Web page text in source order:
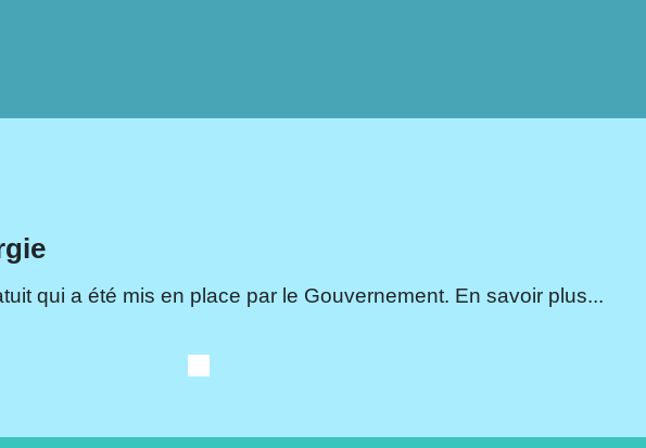
qui a été mis en place par le Gouvernement. En savoir plus...